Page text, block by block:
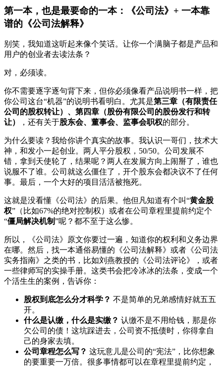
第一本，也是最要命的一本：《公司法》+ 一本靠
谱的《公司法解释》
别笑，我知道这听起来像个笑话。让你一个满脑子都是产品和
用户的创业者去读法条？
对，必须读。
你不需要逐字逐句背下来，但你必须像看产品说明书一样，把
你公司这台“机器”的说明书看明白。尤其是第三章（有限责任
公司的股权转让）、第四章（股份有限公司的股份发行和转
让）
，还有关于股东会、董事会、监事会职权的部分。
为什么要读？我给你讲个真实的故事。我认识一哥们，技术大
神，和发小一起创业。两人平分股权，50/50。公司发展不
错，拿到天使轮了，结果呢？两人在发展方向上闹掰了，谁也
说服不了谁。公司就这么僵住了，开个股东会都决议不了任何
事。最后，一个大好的项目活活被拖死。
这就是没看懂《公司法》的后果。他但凡知道有个叫“黄金股
权”（比如67%的绝对控制权）或者在公司章程里提前约定个
“僵局解决机制”呢？都不至于这么惨。
所以，《公司法》原文你要过一遍，知道你的权利和义务边界
在哪。然后，找一本通俗易懂的《公司法解释》或者《公司法
实务指南》之类的书，比如刘燕教授的《公司法评论》，或者
一些律师写的实操手册。这类书会把冷冰冰的法条，变成一个
个活生生的案例，告诉你：
股权到底怎么分才科学？ 不是简单的兄弟感情好就五五
开。
什么是认缴，什么是实缴？ 认缴不是不用给钱，那是你
欠公司的债！这坑踩进去，公司资不抵债时，你得拿自
己的身家去填。
公司章程怎么写？ 这玩意儿是公司的“宪法”，比你想象
的要重要一万倍。很多事情都可以在章程里提前约定，